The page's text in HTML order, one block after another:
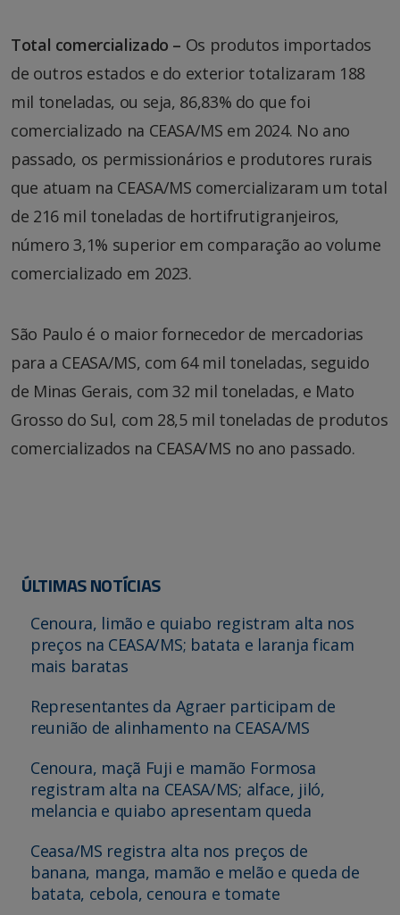
Total comercializado – Os produtos importados
de outros estados e do exterior totalizaram 188
mil toneladas, ou seja, 86,83% do que foi
comercializado na CEASA/MS em 2024. No ano
passado, os permissionários e produtores rurais
que atuam na CEASA/MS comercializaram um total
de 216 mil toneladas de hortifrutigranjeiros,
número 3,1% superior em comparação ao volume
comercializado em 2023.
São Paulo é o maior fornecedor de mercadorias
para a CEASA/MS, com 64 mil toneladas, seguido
de Minas Gerais, com 32 mil toneladas, e Mato
Grosso do Sul, com 28,5 mil toneladas de produtos
comercializados na CEASA/MS no ano passado.
ÚLTIMAS NOTÍCIAS
Cenoura, limão e quiabo registram alta nos
preços na CEASA/MS; batata e laranja ficam
mais baratas
Representantes da Agraer participam de
reunião de alinhamento na CEASA/MS
Cenoura, maçã Fuji e mamão Formosa
registram alta na CEASA/MS; alface, jiló,
melancia e quiabo apresentam queda
Ceasa/MS registra alta nos preços de
banana, manga, mamão e melão e queda de
batata, cebola, cenoura e tomate